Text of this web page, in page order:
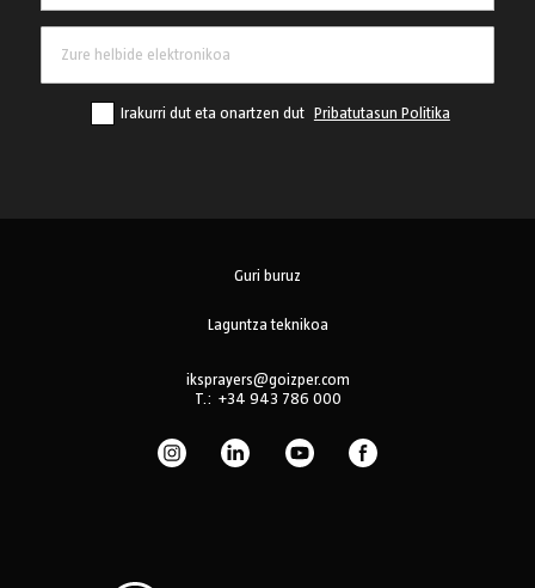
Irakurri dut eta onartzen dut Pribatutasun Politika
Guri buruz
Laguntza teknikoa
iksprayers@goizper.com
T.: +34 943 786 000